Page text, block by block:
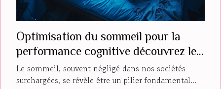
Optimisation du sommeil pour la
performance cognitive découvrez les
techniques validées par la science
Le sommeil, souvent négligé dans nos sociétés
surchargées, se révèle être un pilier fondamental...